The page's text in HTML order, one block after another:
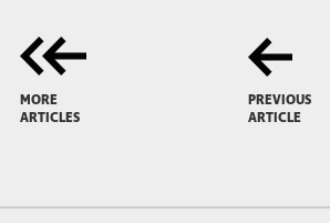
MORE
ARTICLES
PREVIOUS
ARTICLE